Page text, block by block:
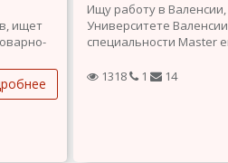
ищет
и
Ищу работу в Валенсии,
Университете
специальности Master
Gestión de actividades
Имею 4-х летний опыт
1318 1 14